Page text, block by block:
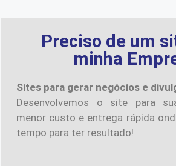
Preciso de um
minha
Sites para gerar negócios e
Desenvolvemos o site para
menor custo e entrega rápida
tempo para ter resultado!